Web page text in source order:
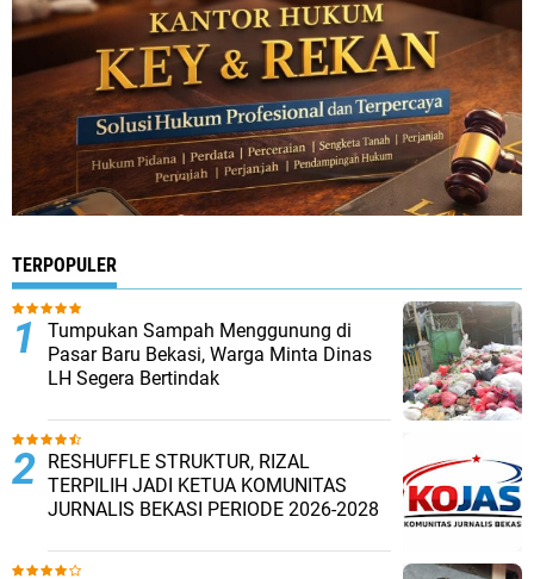
TERPOPULER
Tumpukan Sampah Menggunung di
Pasar Baru Bekasi, Warga Minta Dinas
LH Segera Bertindak ‎
RESHUFFLE STRUKTUR, RIZAL
TERPILIH JADI KETUA KOMUNITAS
JURNALIS BEKASI PERIODE 2026-2028 ‎